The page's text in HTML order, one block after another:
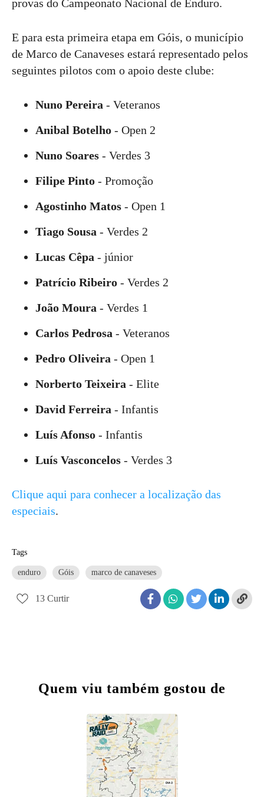
provas do Campeonato Nacional de Enduro.
E para esta primeira etapa em Góis, o município
de Marco de Canaveses estará representado pelos
seguintes pilotos com o apoio deste clube:
Nuno Pereira - Veteranos
Anibal Botelho - Open 2
Nuno Soares - Verdes 3
Filipe Pinto - Promoção
Agostinho Matos - Open 1
Tiago Sousa - Verdes 2
Lucas Cêpa - júnior
Patrício Ribeiro - Verdes 2
João Moura - Verdes 1
Carlos Pedrosa - Veteranos
Pedro Oliveira - Open 1
Norberto Teixeira - Elite
David Ferreira - Infantis
Luís Afonso - Infantis
Luís Vasconcelos - Verdes 3
Clique aqui para conhecer a localização das
especiais.
Tags
enduro Góis marco de canaveses
13 Curtir
Quem viu também gostou de